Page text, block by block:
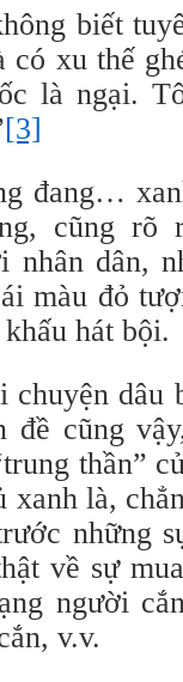
biết
có xu thế
là ngại.
[3]
đang…
cũng rõ
nhân dân,
màu đỏ
hát bội.
dâu
đề cũng
thần”
là,
những
về sự
người
v.v.